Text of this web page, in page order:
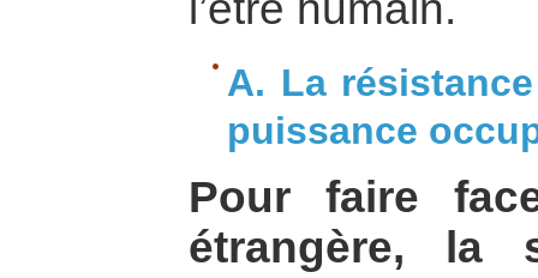
A. La
puissance
Pour faire
étrangère, la